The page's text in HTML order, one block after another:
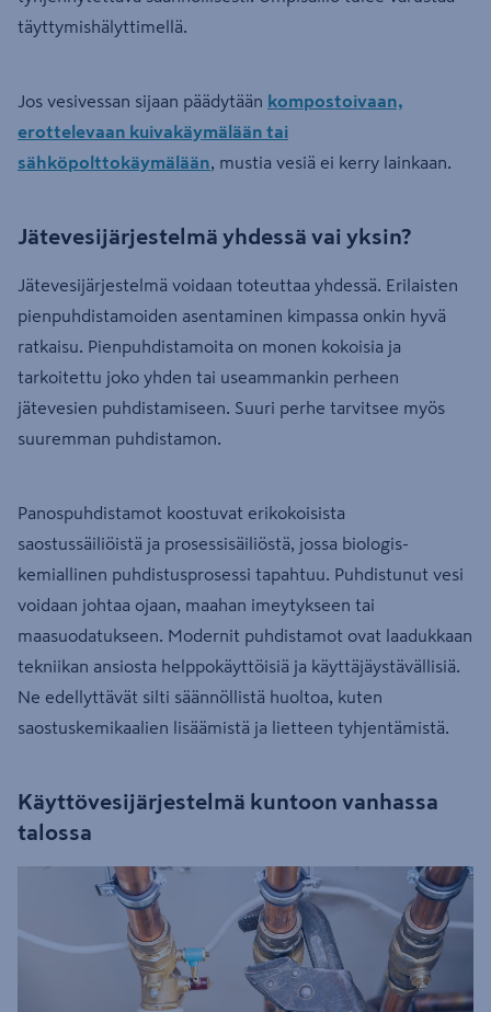
täyttymishälyttimellä.
Jos vesivessan sijaan päädytään kompostoivaan,
erottelevaan kuivakäymälään tai
sähköpolttokäymälään , mustia vesiä ei kerry lainkaan.
Jätevesijärjestelmä yhdessä vai yksin?
Jätevesijärjestelmä voidaan toteuttaa yhdessä. Erilaisten
pienpuhdistamoiden asentaminen kimpassa onkin hyvä
ratkaisu. Pienpuhdistamoita on monen kokoisia ja
tarkoitettu joko yhden tai useammankin perheen
jätevesien puhdistamiseen. Suuri perhe tarvitsee myös
suuremman puhdistamon.
Panospuhdistamot koostuvat erikokoisista
saostussäiliöistä ja prosessisäiliöstä, jossa biologis-
kemiallinen puhdistusprosessi tapahtuu. Puhdistunut vesi
voidaan johtaa ojaan, maahan imeytykseen tai
maasuodatukseen. Modernit puhdistamot ovat laadukkaan
tekniikan ansiosta helppokäyttöisiä ja käyttäjäystävällisiä.
Ne edellyttävät silti säännöllistä huoltoa, kuten
saostuskemikaalien lisäämistä ja lietteen tyhjentämistä.
Käyttövesijärjestelmä kuntoon vanhassa
talossa